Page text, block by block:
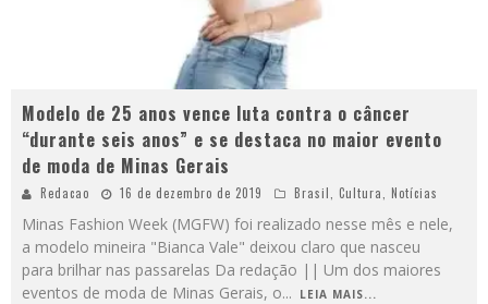
Modelo de 25 anos vence luta contra o câncer
“durante seis anos” e se destaca no maior evento
de moda de Minas Gerais
Redacao 16 de dezembro de 2019 Brasil Cultura Notícias
Minas Fashion Week (MGFW) foi realizado nesse mês e nele,
a modelo mineira "Bianca Vale" deixou claro que nasceu
para brilhar nas passarelas Da redação || Um dos maiores
eventos de moda de Minas Gerais, o... LEIA MAIS...